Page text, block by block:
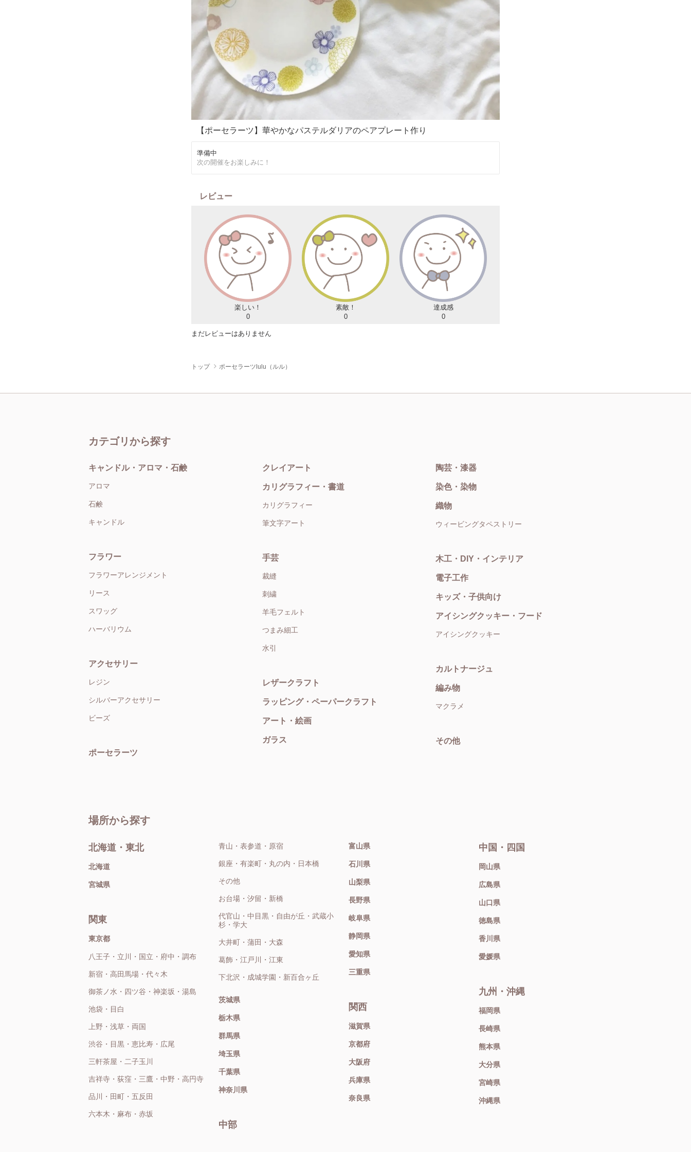
【ポーセラーツ】華やかなパステルダリアのペアプレート作り
準備中
次の開催をお楽しみに！
レビュー
楽しい！
0
素敵！
0
達成感
0
まだレビューはありません
トップ ポーセラーツlulu（ルル）
カテゴリから探す
キャンドル・アロマ・石鹸
アロマ
石鹸
キャンドル
フラワー
フラワーアレンジメント
リース
スワッグ
ハーバリウム
アクセサリー
レジン
シルバーアクセサリー
ビーズ
ポーセラーツ
クレイアート
カリグラフィー・書道
カリグラフィー
筆文字アート
手芸
裁縫
刺繍
羊毛フェルト
つまみ細工
水引
レザークラフト
ラッピング・ペーパークラフト
アート・絵画
ガラス
陶芸・漆器
染色・染物
織物
ウィービングタペストリー
木工・DIY・インテリア
電子工作
キッズ・子供向け
アイシングクッキー・フード
アイシングクッキー
カルトナージュ
編み物
マクラメ
その他
場所から探す
北海道・東北
北海道
宮城県
関東
東京都
八王子・立川・国立・府中・調布
新宿・高田馬場・代々木
御茶ノ水・四ツ谷・神楽坂・湯島
池袋・目白
上野・浅草・両国
渋谷・目黒・恵比寿・広尾
三軒茶屋・二子玉川
吉祥寺・荻窪・三鷹・中野・高円寺
品川・田町・五反田
六本木・麻布・赤坂
青山・表参道・原宿
銀座・有楽町・丸の内・日本橋
その他
お台場・汐留・新橋
代官山・中目黒・自由が丘・武蔵小
杉・学大
大井町・蒲田・大森
葛飾・江戸川・江東
下北沢・成城学園・新百合ヶ丘
茨城県
栃木県
群馬県
埼玉県
千葉県
神奈川県
中部
富山県
石川県
山梨県
長野県
岐阜県
静岡県
愛知県
三重県
関西
滋賀県
京都府
大阪府
兵庫県
奈良県
中国・四国
岡山県
広島県
山口県
徳島県
香川県
愛媛県
九州・沖縄
福岡県
長崎県
熊本県
大分県
宮崎県
沖縄県